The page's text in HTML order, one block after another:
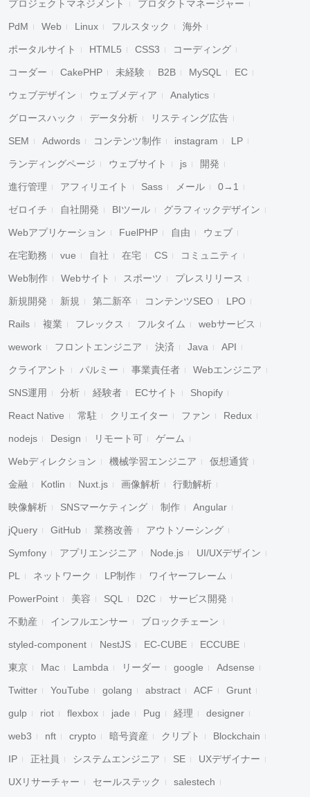
プロジェクトマネジメント プロダクトマネージャー
PdM Web Linux フルスタック 海外
ポータルサイト HTML5 CSS3 コーディング
コーダー CakePHP 未経験 B2B MySQL EC
ウェブデザイン ウェブメディア Analytics
グロースハック データ分析 リスティング広告
SEM Adwords コンテンツ制作 instagram LP
ランディングページ ウェブサイト js 開発
進行管理 アフィリエイト Sass メール 0→1
ゼロイチ 自社開発 BIツール グラフィックデザイン
Webアプリケーション FuelPHP 自由 ウェブ
在宅勤務 vue 自社 在宅 CS コミュニティ
Web制作 Webサイト スポーツ プレスリリース
新規開発 新規 第二新卒 コンテンツSEO LPO
Rails 複業 フレックス フルタイム webサービス
wework フロントエンジニア 決済 Java API
クライアント パルミー 事業責任者 Webエンジニア
SNS運用 分析 経験者 ECサイト Shopify
React Native 常駐 クリエイター ファン Redux
nodejs Design リモート可 ゲーム
Webディレクション 機械学習エンジニア 仮想通貨
金融 Kotlin Nuxt.js 画像解析 行動解析
映像解析 SNSマーケティング 制作 Angular
jQuery GitHub 業務改善 アウトソーシング
Symfony アプリエンジニア Node.js UI/UXデザイン
PL ネットワーク LP制作 ワイヤーフレーム
PowerPoint 美容 SQL D2C サービス開発
不動産 インフルエンサー ブロックチェーン
styled-component NestJS EC-CUBE ECCUBE
東京 Mac Lambda リーダー google Adsense
Twitter YouTube golang abstract ACF Grunt
gulp riot flexbox jade Pug 経理 designer
web3 nft crypto 暗号資産 クリプト Blockchain
IP 正社員 システムエンジニア SE UXデザイナー
UXリサーチャー セールステック salestech